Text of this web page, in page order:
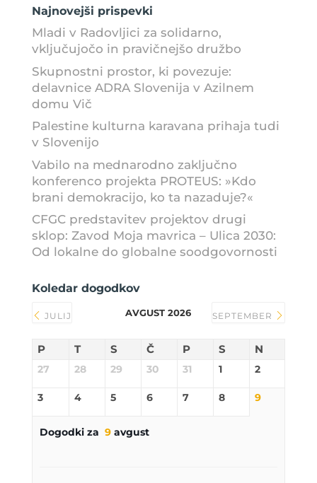
Najnovejši prispevki
Mladi v Radovljici za solidarno,
vključujočo in pravičnejšo družbo
Skupnostni prostor, ki povezuje:
delavnice ADRA Slovenija v Azilnem
domu Vič
Palestine kulturna karavana prihaja tudi
v Slovenijo
Vabilo na mednarodno zaključno
konferenco projekta PROTEUS: »Kdo
brani demokracijo, ko ta nazaduje?«
CFGC predstavitev projektov drugi
sklop: Zavod Moja mavrica – Ulica 2030:
Od lokalne do globalne soodgovornosti
Koledar dogodkov
JULIJ AVGUST 2026 SEPTEMBER
P T S Č P S N
27 28 29 30 31 1 2
3 4 5 6 7 8 9
Dogodki za 9avgust